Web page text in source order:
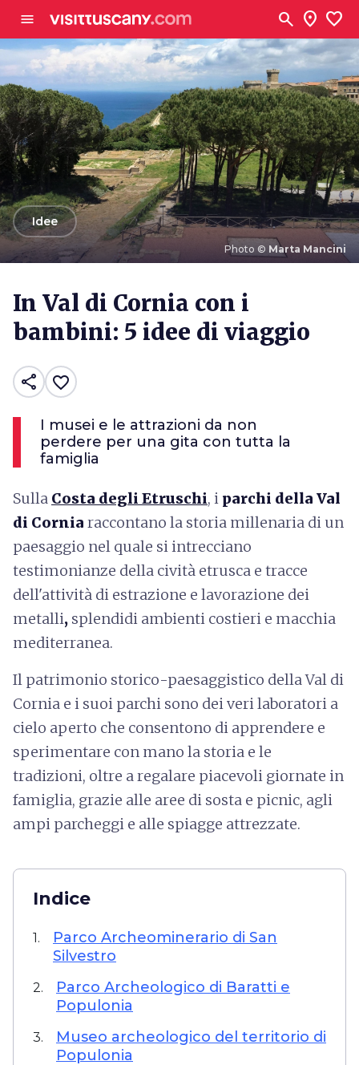
menu search location_on favorite
Photo © Marta Mancini
arrow_backIdee
In Val di Cornia con i
bambini: 5 idee di viaggio
share favorite_border
I musei e le attrazioni da non
perdere per una gita con tutta la
famiglia
Sulla Costa degli Etruschi, i parchi della Val
di Cornia raccontano la storia millenaria di un
paesaggio nel quale si intrecciano
testimonianze della cività etrusca e tracce
dell'attività di estrazione e lavorazione dei
metalli, splendidi ambienti costieri e macchia
mediterranea.
Il patrimonio storico-paesaggistico della Val di
Cornia e i suoi parchi sono dei veri laboratori a
cielo aperto che consentono di apprendere e
sperimentare con mano la storia e le
tradizioni, oltre a regalare piacevoli giornate in
famiglia, grazie alle aree di sosta e picnic, agli
ampi parcheggi e alle spiagge attrezzate.
Indice
1.
Parco Archeominerario di San
Silvestro
2.
Parco Archeologico di Baratti e
Populonia
3.
Museo archeologico del territorio di
Populonia